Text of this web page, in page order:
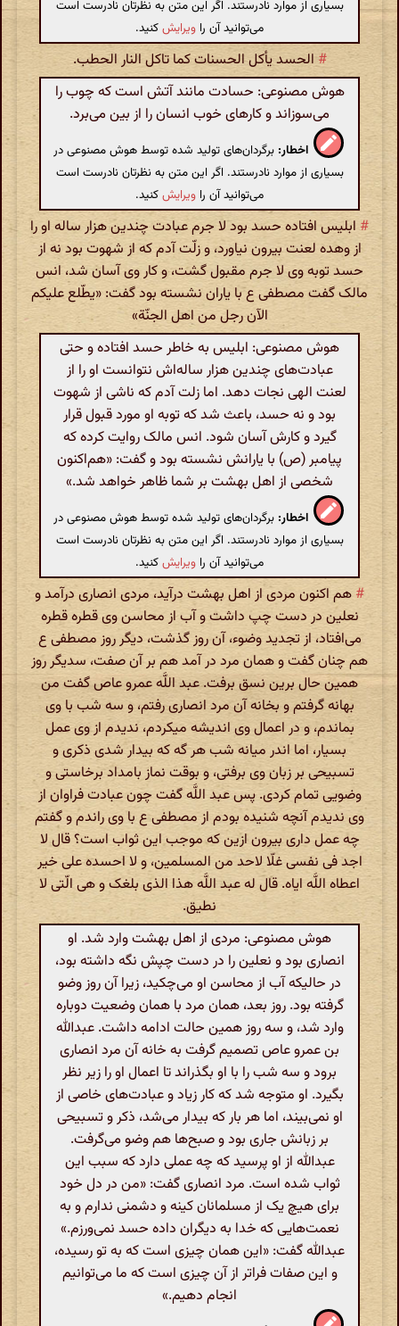
بسیاری از موارد نادرستند. اگر این متن به نظرتان نادرست است
می‌توانید آن را ویرایشکنید.
# الحسد یأکل الحسنات کما تاکل النار الحطب.
هوش مصنوعی: حسادت مانند آتش است که چوب را
می‌سوزاند و کارهای خوب انسان را از بین می‌برد.
اخطار: برگردان‌های تولید شده توسط هوش مصنوعی در
بسیاری از موارد نادرستند. اگر این متن به نظرتان نادرست است
می‌توانید آن را ویرایشکنید.
# ابلیس افتاده حسد بود لا جرم عبادت چندین هزار ساله او را
از وهده لعنت بیرون نیاورد، و زلّت آدم که از شهوت بود نه از
حسد توبه وی لا جرم مقبول گشت، و کار وی آسان شد، انس
مالک گفت مصطفی ع با یاران نشسته بود گفت: «یطّلع علیکم
الآن رجل من اهل الجنّة»
هوش مصنوعی: ابلیس به خاطر حسد افتاده و حتی
عبادت‌های چندین هزار ساله‌اش نتوانست او را از
لعنت الهی نجات دهد. اما زلت آدم که ناشی از شهوت
بود و نه حسد، باعث شد که توبه او مورد قبول قرار
گیرد و کارش آسان شود. انس مالک روایت کرده که
پیامبر (ص) با یارانش نشسته بود و گفت: «هم‌اکنون
شخصی از اهل بهشت بر شما ظاهر خواهد شد.»
اخطار: برگردان‌های تولید شده توسط هوش مصنوعی در
بسیاری از موارد نادرستند. اگر این متن به نظرتان نادرست است
می‌توانید آن را ویرایشکنید.
# هم اکنون مردی از اهل بهشت درآید، مردی انصاری درآمد و
نعلین در دست چپ داشت و آب از محاسن وی قطره قطره
می‌افتاد، از تجدید وضوء، آن روز گذشت، دیگر روز مصطفی ع
هم چنان گفت و همان مرد در آمد هم بر آن صفت، سدیگر روز
همین حال برین نسق برفت. عبد اللَّه عمرو عاص گفت من
بهانه گرفتم و بخانه آن مرد انصاری رفتم، و سه شب با وی
بماندم، و در اعمال وی اندیشه میکردم، ندیدم از وی عمل
بسیار، اما اندر میانه شب هر گه که بیدار شدی ذکری و
تسبیحی بر زبان وی برفتی، و بوقت نماز بامداد برخاستی و
وضویی تمام کردی. پس عبد اللَّه گفت چون عبادت فراوان از
وی ندیدم آنچه شنیده بودم از مصطفی ع با وی راندم و گفتم
چه عمل داری بیرون ازین که موجب این ثواب است؟ قال لا
اجد فی نفسی غلّا لاحد من المسلمین، و لا احسده علی خیر
اعطاه اللَّه ایاه. قال له عبد اللَّه هذا الذی بلغک و هی الّتی لا
نطیق.
هوش مصنوعی: مردی از اهل بهشت وارد شد. او
انصاری بود و نعلین را در دست چپش نگه داشته بود،
در حالیکه آب از محاسن او می‌چکید، زیرا آن روز وضو
گرفته بود. روز بعد، همان مرد با همان وضعیت دوباره
وارد شد، و سه روز همین حالت ادامه داشت. عبدالله
بن عمرو عاص تصمیم گرفت به خانه آن مرد انصاری
برود و سه شب را با او بگذراند تا اعمال او را زیر نظر
بگیرد. او متوجه شد که کار زیاد و عبادت‌های خاصی از
او نمی‌بیند، اما هر بار که بیدار می‌شد، ذکر و تسبیحی
بر زبانش جاری بود و صبح‌ها هم وضو می‌گرفت.
عبدالله از او پرسید که چه عملی دارد که سبب این
ثواب شده است. مرد انصاری گفت: «من در دل خود
برای هیچ یک از مسلمانان کینه و دشمنی ندارم و به
نعمت‌هایی که خدا به دیگران داده حسد نمی‌ورزم.»
عبدالله گفت: «این همان چیزی است که به تو رسیده،
و این صفات فراتر از آن چیزی است که ما می‌توانیم
انجام دهیم.»